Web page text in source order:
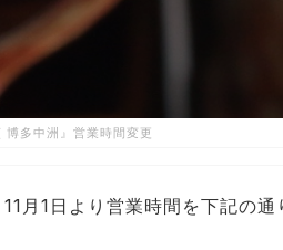
博多中洲』営業時間変更
月1日より営業時間を下記の通